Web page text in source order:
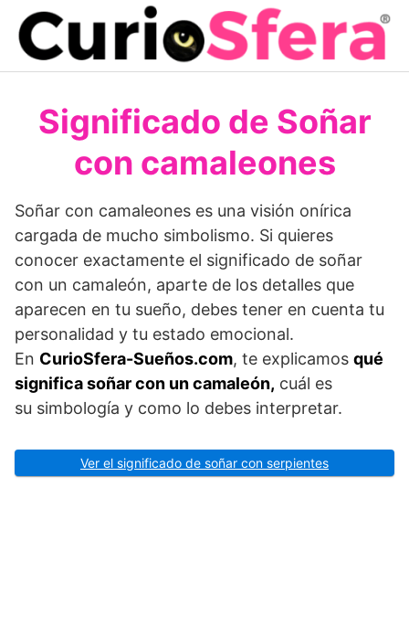
Saltar
contenido
Significado de Soñar
con camaleones
Soñar con camaleones es una visión onírica
cargada de mucho simbolismo. Si quieres
conocer exactamente el significado de soñar
con un camaleón, aparte de los detalles que
aparecen en tu sueño, debes tener en cuenta tu
personalidad y tu estado emocional.
En CurioSfera-Sueños.com, te explicamos qué
significa soñar con un camaleón, cuál es
su simbología y como lo debes interpretar.
Ver el significado de soñar con serpientes